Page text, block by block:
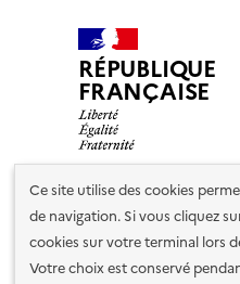
Ce site utilise des cookies
de navigation. Si vous cliquez
cookies sur votre terminal lors
Votre choix est conservé
RÉPUBLIQUE
FRANÇAISE
Nos partenaires